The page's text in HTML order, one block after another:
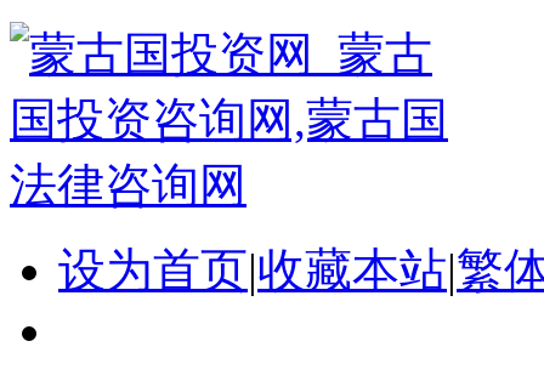
设为首页|收藏本站|繁